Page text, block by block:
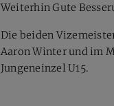
Weiterhin Gute
Die beiden
Aaron Winter und im
Jungeneinzel U15.